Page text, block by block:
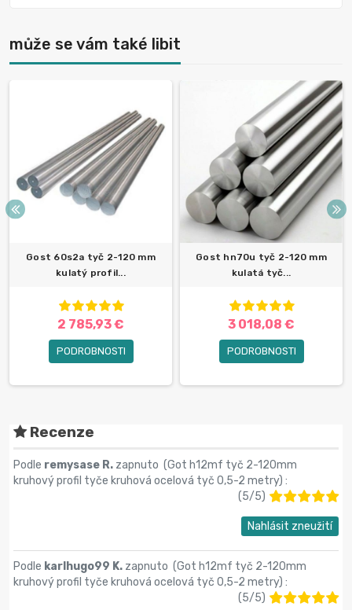
může se vám také libit
Gost 60s2a tyč 2-120 mm
kulatý profil...
2 785,93 €
PODROBNOSTI
Gost hn70u tyč 2-120 mm
kulatá tyč...
3 018,08 €
PODROBNOSTI
Recenze
Podle remysase R. zapnuto (Got h12mf tyč 2-120mm
kruhový profil tyče kruhová ocelová tyč 0,5-2 metry) :
(5/5)
Nahlásit zneužití
Podle karlhugo99 K. zapnuto (Got h12mf tyč 2-120mm
kruhový profil tyče kruhová ocelová tyč 0,5-2 metry) :
(5/5)